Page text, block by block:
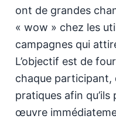
ont de grandes
« wow » chez les
campagnes qui
L’objectif est de
chaque participant,
pratiques afin
œuvre